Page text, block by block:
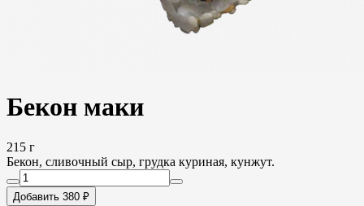
Бекон маки
215 г
Бекон, сливочный сыр, грудка куриная, кунжут.
Добавить 380 ₽